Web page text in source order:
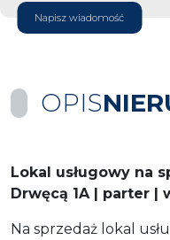
Napisz wiadomość
OPIS
Lokal usługowy na
Drwęcą 1A | parter |
Na sprzedaż lokal